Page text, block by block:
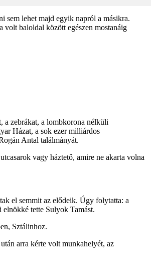
sem lehet majd egyik napról a másikra.
volt baloldal között egészen mostanáig
a zebrákat, a lombkorona nélküli
Házat, a sok ezer milliárdos
Antal találmányát.
vagy háztető, amire ne akarta volna
el semmit az elődeik. Úgy folytatta: a
elnökké tette Sulyok Tamást.
Sztálinhoz.
arra kérte volt munkahelyét, az